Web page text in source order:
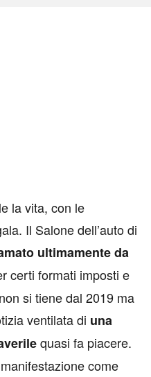
la vita, con le
Il Salone dell’auto di
ultimamente da
certi formati imposti e
si tiene dal 2019 ma
ventilata di una
quasi fa piacere.
come